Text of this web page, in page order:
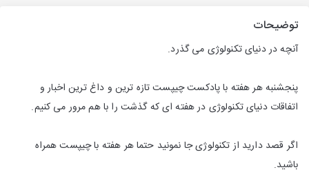
توضیحات
آنچه در دنیای تکنولوژی می گذرد.
پنجشنبه هر هفته با پادکست چیپست تازه ترین و داغ ترین اخبار و
اتفاقات دنیای تکنولوژی در هفته ای که گذشت را با هم مرور می کنیم.
اگر قصد دارید از تکنولوژی جا نمونید حتما هر هفته با چیپست همراه
باشید.